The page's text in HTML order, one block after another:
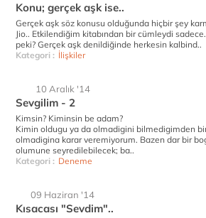
Konu; gerçek aşk ise..
Gerçek aşk söz konusu olduğunda hiçbir şey
Jio.. Etkilendiğim kitabından bir cümleydi
peki? Gerçek aşk denildiğinde herkesin kalbind..
Kategori : İlişkiler
10 Aralık '14
Sevgilim - 2
Kimsin? Kiminsin be adam?
Kimin oldugu ya da olmadigini bilmedigimden
olmadigina karar veremiyorum. Bazen dar bir
olumune seyredilebilecek; ba..
Kategori : Deneme
09 Haziran '14
Kısacası "Sevdim"..